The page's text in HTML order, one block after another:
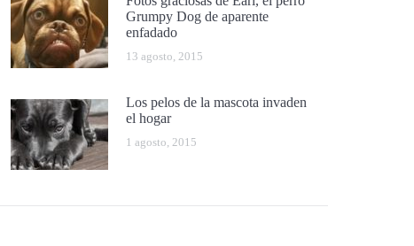
Grumpy Dog de aparente
enfadado
13 agosto, 2015
Los pelos de la mascota invaden
el hogar
1 agosto, 2015